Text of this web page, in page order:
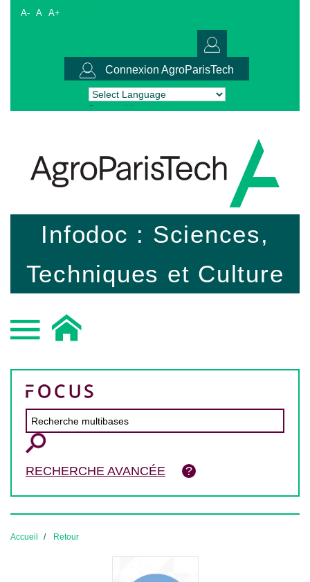
A- A A+
Connexion AgroParisTech
Powered by Translate
Infodoc : Sciences,
Techniques et Culture
RECHERCHE AVANCÉE
Accueil Retour